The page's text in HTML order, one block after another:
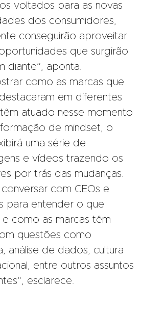
voltados para as novas
dos consumidores,
conseguirão aproveitar
que surgirão
diante”, aponta.
como as marcas que
em diferentes
atuado nesse momento
de mindset, o
uma série de
e vídeos trazendo os
por trás das mudanças.
conversar com CEOs e
para entender o que
e como as marcas têm
questões como
análise de dados, cultura
entre outros assuntos
esclarece.